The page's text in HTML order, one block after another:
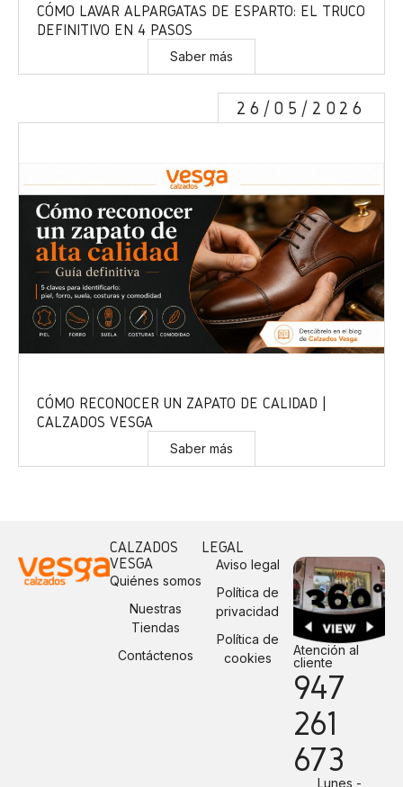
CÓMO LAVAR ALPARGATAS DE ESPARTO: EL TRUCO
DEFINITIVO EN 4 PASOS
Saber más
26/05/2026
CÓMO RECONOCER UN ZAPATO DE CALIDAD |
CALZADOS VESGA
Saber más
CALZADOS
VESGA
Quiénes somos
Nuestras
Tiendas
Contáctenos
LEGAL
Aviso legal
Política de
privacidad
Política de
cookies
Atención al
cliente
947
261
673
Lunes -